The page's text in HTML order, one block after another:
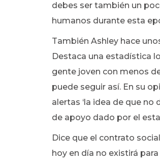
debes ser también un
humanos durante esta
También Ashley hace
Destaca una estadística
gente joven con menos
puede seguir así. En su
alertas ‘la idea de que no
de apoyo dado por el
Dice que el contrato
hoy en día no existirá